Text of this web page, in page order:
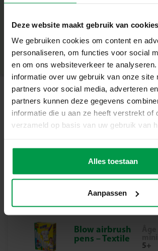
Deze website maakt gebruik van cookies
We gebruiken cookies om content en
personaliseren, om functies voor social
en om ons websiteverkeer te
informatie over uw gebruik van onze site
partners voor social media, adverteren
partners kunnen deze gegevens
informatie die u aan ze heeft verstrekt of
verzameld op basis van uw gebruik van
Alles toestaan
Aanpassen
ce DIY animaux en pierres, les petits
donner forme à des personnages rigolos
propres histoires. Ce jeu artistique
favorise la créativité et encourage les
monde des arts manuels tout en
utiliser, ce kit ne nécessite aucun matériel
permettant aux enfants de commencer
leurs créations. Laissez les jeunes artistes
imagination en personnalisant chaque
d’activités manuelles et les amateurs de
souhaitent expérimenter de nouvelles
Numéro de produit|
14818
Partager ce produit
Produits
Set 3 Pinceaux
Âge
Blow airbrush
pens – Textile
5+